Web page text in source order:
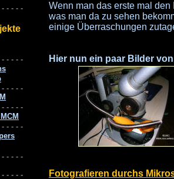
Wenn man das erste mal
was man da zu sehen
einige Überraschungen
Hier nun ein paar Bilder
Fotografieren durchs